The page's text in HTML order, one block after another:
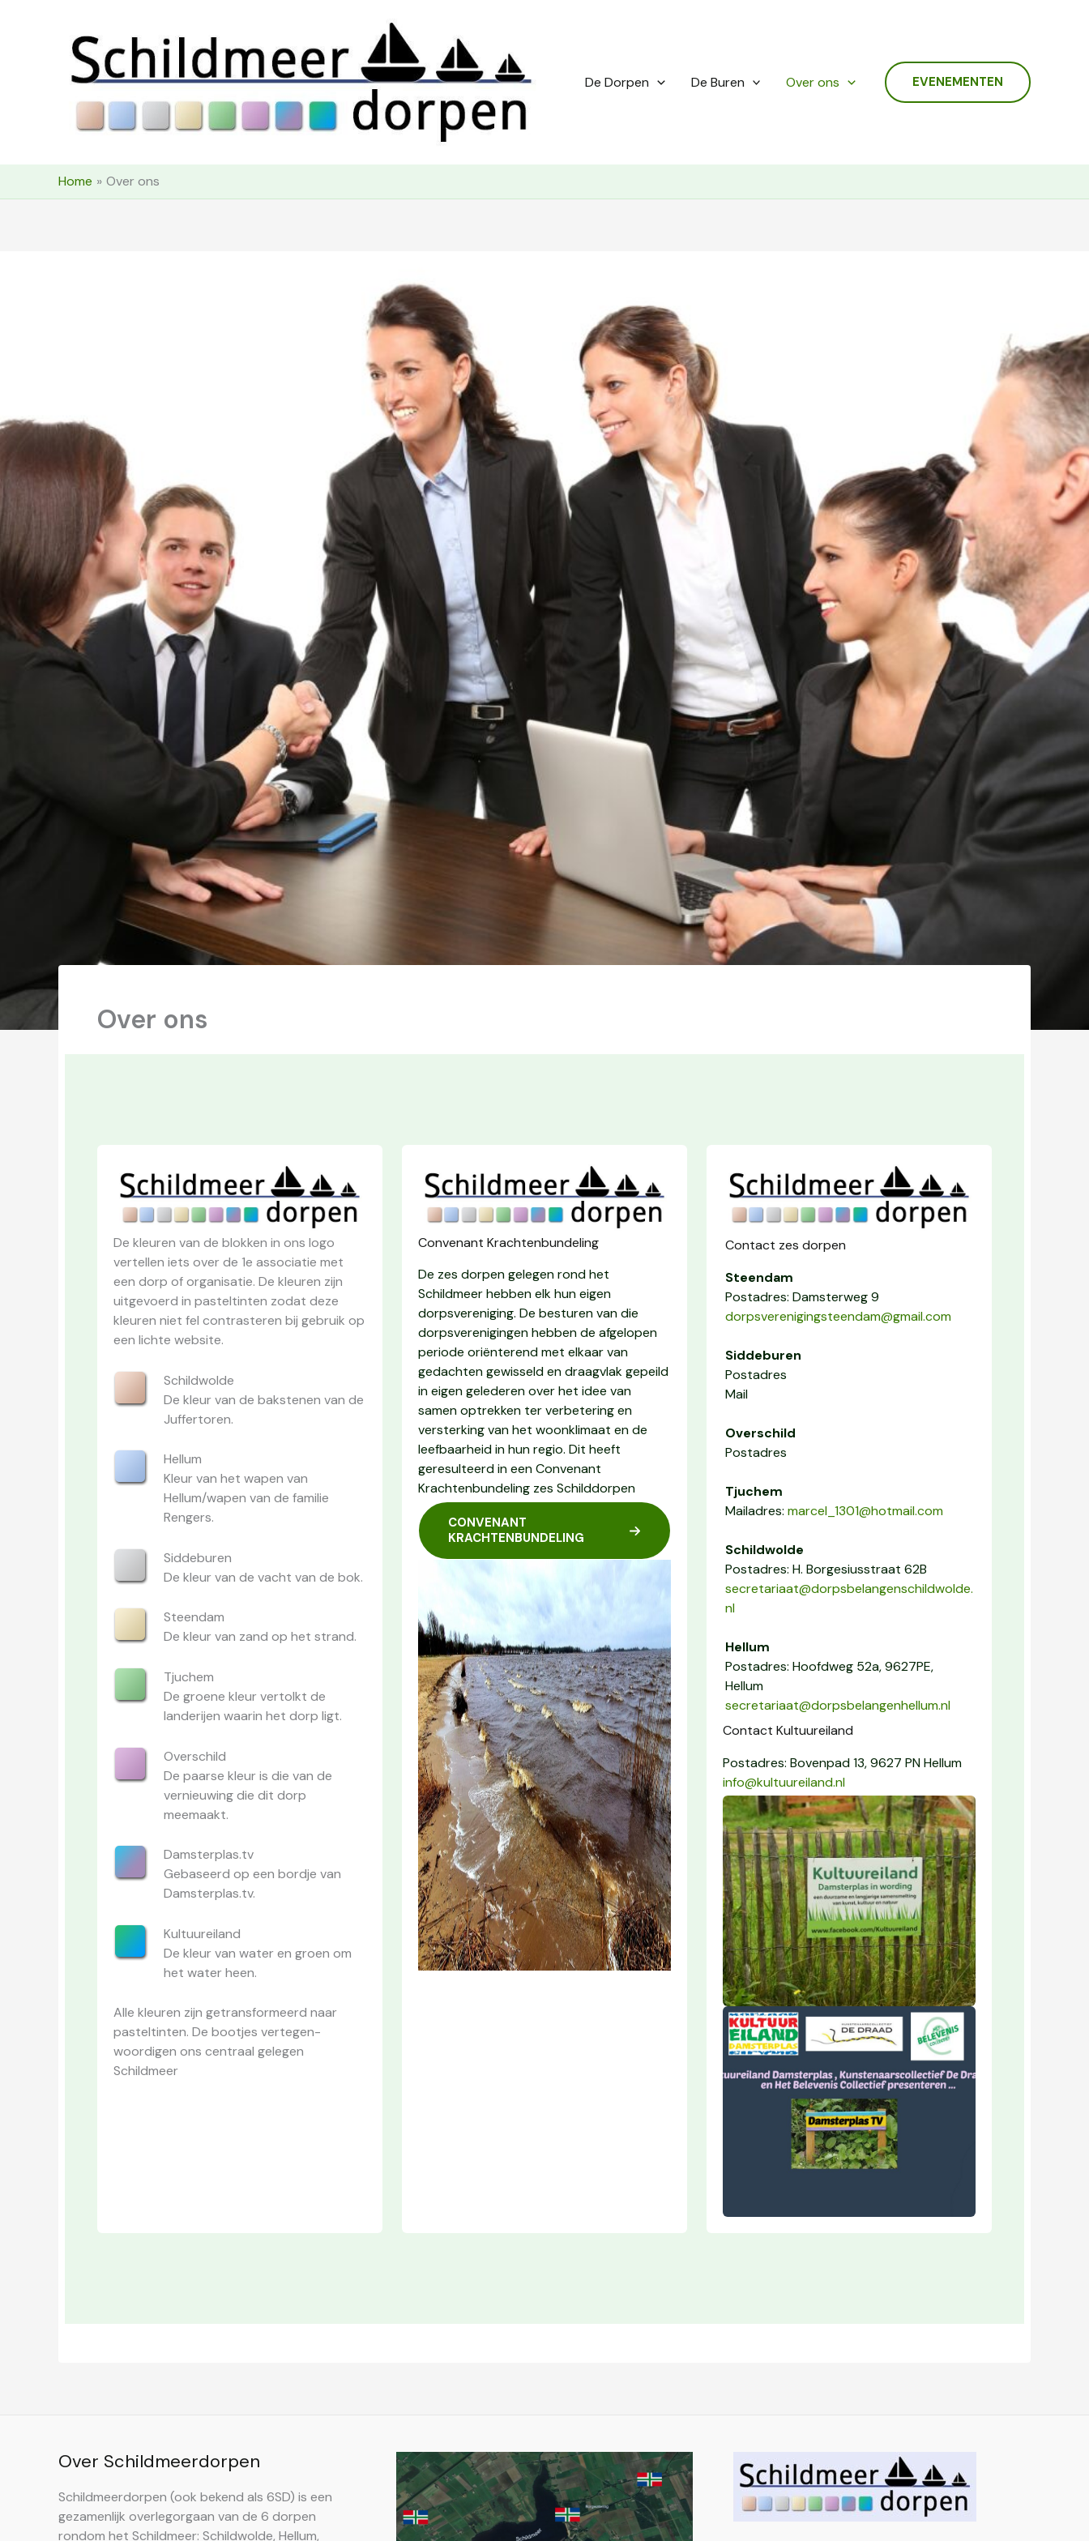
De Dorpen
De Buren Over ons EVENEMENTEN
Home Over ons
Over ons
De kleuren van de blokken in ons logo
vertellen iets over de 1e associatie met
een dorp of organisatie. De kleuren zijn
uitgevoerd in pasteltinten zodat deze
kleuren niet fel contrasteren bij gebruik op
een lichte website.
Schildwolde
De kleur van de bakstenen van de
Juffertoren.
Hellum
Kleur van het wapen van
Hellum/wapen van de familie
Rengers.
Siddeburen
De kleur van de vacht van de bok.
Steendam
De kleur van zand op het strand.
Tjuchem
De groene kleur vertolkt de
landerijen waarin het dorp ligt.
Overschild
De paarse kleur is die van de
vernieuwing die dit dorp
meemaakt.
Damsterplas.tv
Gebaseerd op een bordje van
Damsterplas.tv.
Kultuureiland
De kleur van water en groen om
het water heen.
Alle kleuren zijn getransformeerd naar
pasteltinten. De bootjes vertegen-
woordigen ons centraal gelegen
Schildmeer
Convenant Krachtenbundeling
De zes dorpen gelegen rond het
Schildmeer hebben elk hun eigen
dorpsvereniging. De besturen van die
dorpsverenigingen hebben de afgelopen
periode oriënterend met elkaar van
gedachten gewisseld en draagvlak gepeild
in eigen gelederen over het idee van
samen optrekken ter verbetering en
versterking van het woonklimaat en de
leefbaarheid in hun regio. Dit heeft
geresulteerd in een Convenant
Krachtenbundeling zes Schilddorpen
CONVENANT
KRACHTENBUNDELING
Contact zes dorpen
Steendam
Postadres: Damsterweg 9
dorpsverenigingsteendam@gmail.com
Siddeburen
Postadres
Mail
Overschild
Postadres
Tjuchem
Mailadres: marcel_1301@hotmail.com
Schildwolde
Postadres: H. Borgesiusstraat 62B
secretariaat@dorpsbelangenschildwolde.
nl
Hellum
Postadres: Hoofdweg 52a, 9627PE,
Hellum
secretariaat@dorpsbelangenhellum.nl
Contact Kultuureiland
Postadres: Bovenpad 13, 9627 PN Hellum
info@kultuureiland.nl
Over Schildmeerdorpen
Schildmeerdorpen (ook bekend als 6SD) is een
gezamenlijk overlegorgaan van de 6 dorpen
rondom het Schildmeer: Schildwolde, Hellum,